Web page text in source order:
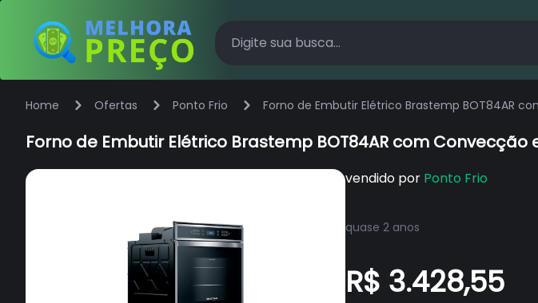
Home Ofertas Ponto Frio Forno de Embutir Elétrico Brastemp BOT84AR
Forno de Embutir Elétrico Brastemp BOT84AR com
vendido por Ponto Frio
quase 2 anos
R$ 3.428,55